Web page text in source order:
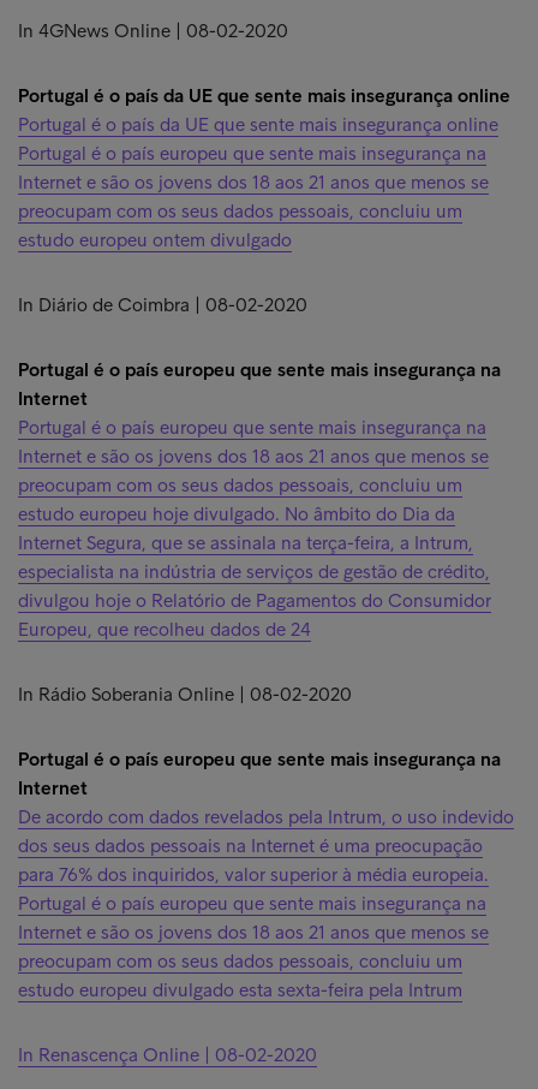
In 4GNews Online | 08-02-2020
Portugal é o país da UE que sente mais insegurança online
Portugal é o país da UE que sente mais insegurança online
Portugal é o país europeu que sente mais insegurança na
Internet e são os jovens dos 18 aos 21 anos que menos se
preocupam com os seus dados pessoais, concluiu um
estudo europeu ontem divulgado
In Diário de Coimbra | 08-02-2020
Portugal é o país europeu que sente mais insegurança na
Internet
Portugal é o país europeu que sente mais insegurança na
Internet e são os jovens dos 18 aos 21 anos que menos se
preocupam com os seus dados pessoais, concluiu um
estudo europeu hoje divulgado. No âmbito do Dia da
Internet Segura, que se assinala na terça-feira, a Intrum,
especialista na indústria de serviços de gestão de crédito,
divulgou hoje o Relatório de Pagamentos do Consumidor
Europeu, que recolheu dados de 24
In Rádio Soberania Online | 08-02-2020
Portugal é o país europeu que sente mais insegurança na
Internet
De acordo com dados revelados pela Intrum, o uso indevido
dos seus dados pessoais na Internet é uma preocupação
para 76% dos inquiridos, valor superior à média europeia.
Portugal é o país europeu que sente mais insegurança na
Internet e são os jovens dos 18 aos 21 anos que menos se
preocupam com os seus dados pessoais, concluiu um
estudo europeu divulgado esta sexta-feira pela Intrum
In Renascença Online | 08-02-2020